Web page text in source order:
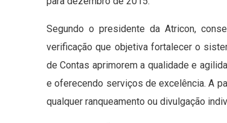
Segundo o presidente da Atricon,
verificação que objetiva fortalecer o
de Contas aprimorem a qualidade e
e oferecendo serviços de excelência. A
qualquer ranqueamento ou divulgação